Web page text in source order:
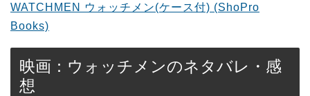
WATCHMEN ウォッチメン(ケース付) (ShoPro
Books)
映画：ウォッチメンのネタバレ・感
想